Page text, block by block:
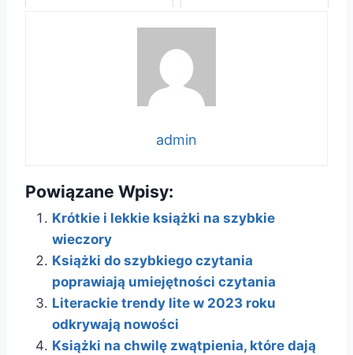
admin
Powiązane Wpisy:
Krótkie i lekkie książki na szybkie
wieczory
Książki do szybkiego czytania
poprawiają umiejętności czytania
Literackie trendy lite w 2023 roku
odkrywają nowości
Książki na chwilę zwątpienia, które dają